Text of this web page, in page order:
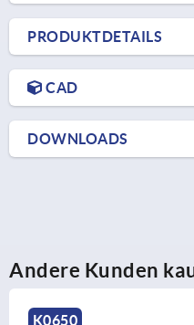
PRODUKTDETAILS
CAD
DOWNLOADS
Andere Kunden